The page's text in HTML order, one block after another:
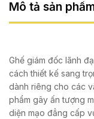
Mô tả sản
Ghế giám đốc lãnh
cách thiết kế sang
dành riêng cho các
phẩm gây ấn tượng
diện mạo đẳng cấp